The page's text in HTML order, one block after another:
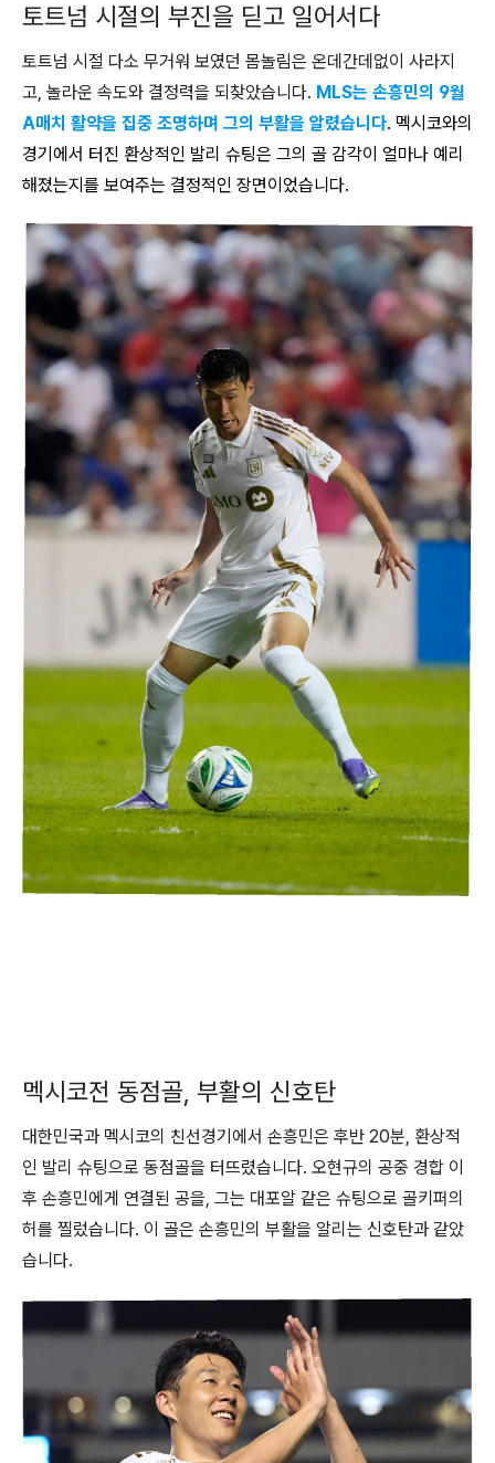
토트넘 시절의 부진을 딛고 일어서다
토트넘 시절 다소 무거워 보였던 몸놀림은 온데간데없이 사라지
고, 놀라운 속도와 결정력을 되찾았습니다. MLS는 손흥민의 9월
A매치 활약을 집중 조명하며 그의 부활을 알렸습니다. 멕시코와의
경기에서 터진 환상적인 발리 슈팅은 그의 골 감각이 얼마나 예리
해졌는지를 보여주는 결정적인 장면이었습니다.
멕시코전 동점골, 부활의 신호탄
대한민국과 멕시코의 친선경기에서 손흥민은 후반 20분, 환상적
인 발리 슈팅으로 동점골을 터뜨렸습니다. 오현규의 공중 경합 이
후 손흥민에게 연결된 공을, 그는 대포알 같은 슈팅으로 골키퍼의
허를 찔렀습니다. 이 골은 손흥민의 부활을 알리는 신호탄과 같았
습니다.